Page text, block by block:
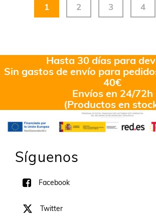
1 2 3 4
Hasta 30 días para
Sin gastos de envío para
40€
Envíos en 24/72h
(Productos en
Síguenos
Facebook
Twitter